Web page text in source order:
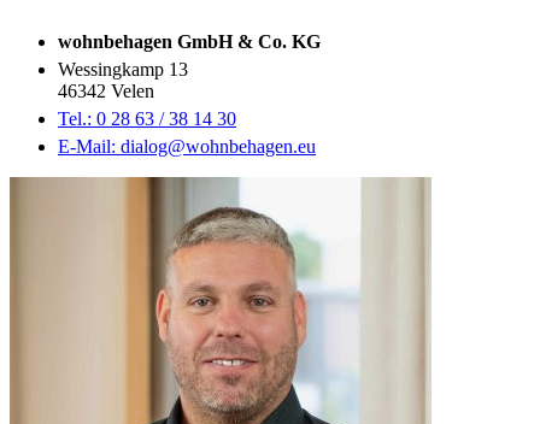
wohnbehagen GmbH & Co. KG
Wessingkamp 13
46342 Velen
Tel.: 0 28 63 / 38 14 30
E-Mail: dialog@wohnbehagen.eu